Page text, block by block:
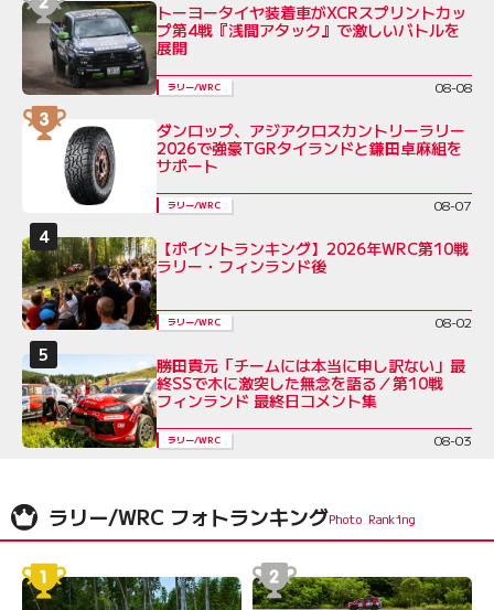
トーヨータイヤ装着車がXCRスプリントカッ
プ第4戦『浅間アタック』で激しいバトルを
展開
ラリー/WRC 08-08
ダンロップ、アジアクロスカントリーラリー
2026で強豪TGRタイランドと鎌田卓麻組を
サポート
ラリー/WRC 08-07
【ポイントランキング】2026年WRC第10戦
ラリー・フィンランド後
ラリー/WRC 08-02
勝田貴元「チームには本当に申し訳ない」最
終SSで木に激突した無念を語る／第10戦
フィンランド 最終日コメント集
ラリー/WRC 08-03
ラリー/WRC フォトランキング